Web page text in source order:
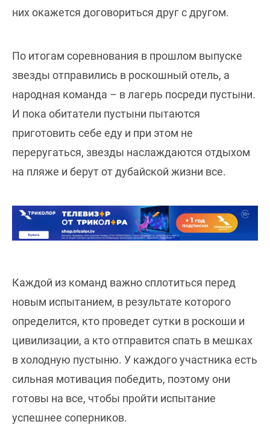
них окажется договориться друг с другом.
По итогам соревнования в прошлом выпуске
звезды отправились в роскошный отель, а
народная команда – в лагерь посреди пустыни.
И пока обитатели пустыни пытаются
приготовить себе еду и при этом не
переругаться, звезды наслаждаются отдыхом
на пляже и берут от дубайской жизни все.
Каждой из команд важно сплотиться перед
новым испытанием, в результате которого
определится, кто проведет сутки в роскоши и
цивилизации, а кто отправится спать в мешках
в холодную пустыню. У каждого участника есть
сильная мотивация победить, поэтому они
готовы на все, чтобы пройти испытание
успешнее соперников.